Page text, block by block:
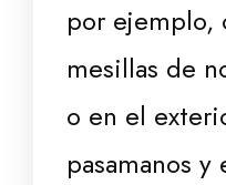
por ejemplo,
mesillas de
o en el
pasamanos y